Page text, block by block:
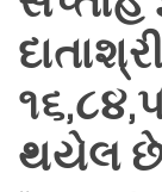
થયેલ